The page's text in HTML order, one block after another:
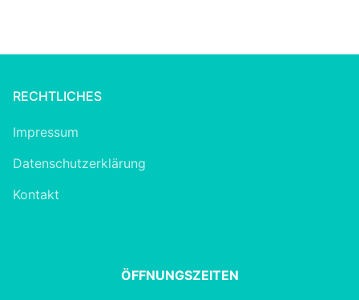
RECHTLICHES
Impressum
Datenschutzerklärung
Kontakt
ÖFFNUNGSZEITEN